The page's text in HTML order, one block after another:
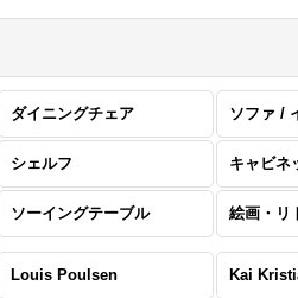
ダイニングチェア ソファ /
シェルフ キャビネ
ソーイングテーブル
Louis Poulsen Kai